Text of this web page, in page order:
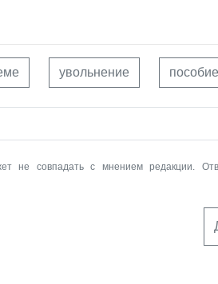
увольнение пособие
не совпадать с мнением редакции.